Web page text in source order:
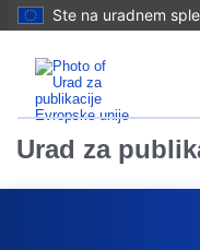
Ste na uradnem
Urad za